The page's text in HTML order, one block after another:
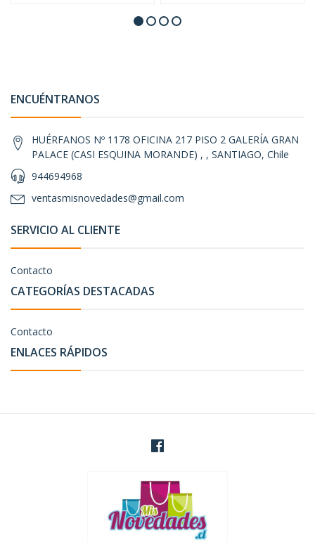
ENCUÉNTRANOS
HUÉRFANOS Nº 1178 OFICINA 217 PISO 2 GALERÍA GRAN
PALACE (CASI ESQUINA MORANDE) , , SANTIAGO, Chile
944694968
ventasmisnovedades@gmail.com
SERVICIO AL CLIENTE
Contacto
CATEGORÍAS DESTACADAS
Contacto
ENLACES RÁPIDOS